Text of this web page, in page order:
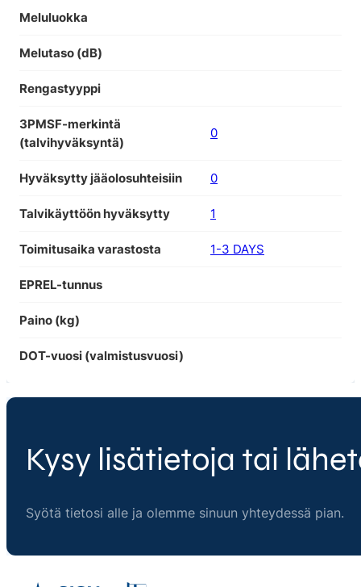
Meluluokka
Melutaso (dB)
Rengastyyppi
3PMSF-merkintä
(talvihyväksyntä)
0
Hyväksytty jääolosuhteisiin 0
Talvikäyttöön hyväksytty 1
Toimitusaika varastosta 1-3 DAYS
EPREL-tunnus
Paino (kg)
DOT-vuosi (valmistusvuosi)
Kysy lisätietoja tai
Syötä tietosi alle ja olemme sinuun yhteydessä pian.